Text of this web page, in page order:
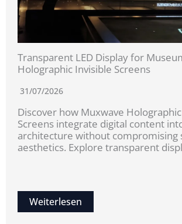
Transparent LED Display for
Holographic Invisible Screens
31/07/2026
Discover how Muxwave
Screens integrate digital content
architecture without compromising
aesthetics. Explore transparent
Weiterlesen